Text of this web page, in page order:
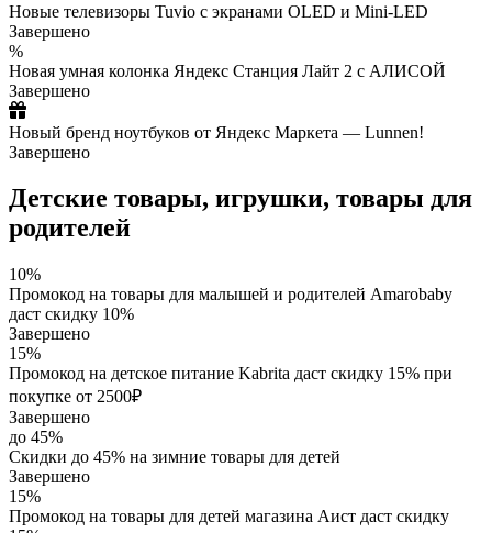
Новые телевизоры Tuvio с экранами OLED и Mini-LED
Завершено
%
Новая умная колонка Яндекс Станция Лайт 2 с АЛИСОЙ
Завершено
Новый бренд ноутбуков от Яндекс Маркета — Lunnen!
Завершено
Детские товары, игрушки, товары для
родителей
10%
Промокод на товары для малышей и родителей Amarobaby
даст скидку 10%
Завершено
15%
Промокод на детское питание Kabrita даст скидку 15% при
покупке от 2500₽
Завершено
до 45%
Скидки до 45% на зимние товары для детей
Завершено
15%
Промокод на товары для детей магазина Аист даст скидку